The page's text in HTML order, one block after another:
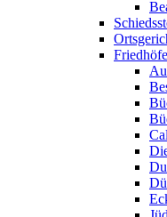
Friedhöfe